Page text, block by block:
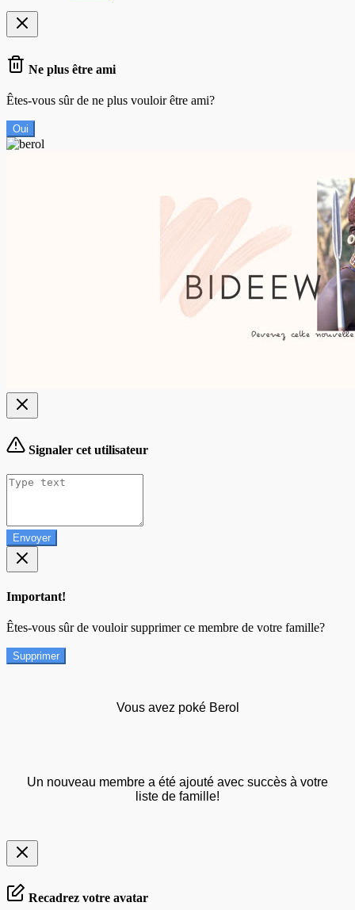
Ne plus être ami
Êtes-vous sûr de ne plus vouloir être ami?
Oui
Signaler cet utilisateur
Envoyer
Important!
Êtes-vous sûr de vouloir supprimer ce membre de votre famille?
Supprimer
Vous avez poké Berol
Un nouveau membre a été ajouté avec succès à votre
liste de famille!
Recadrez votre avatar